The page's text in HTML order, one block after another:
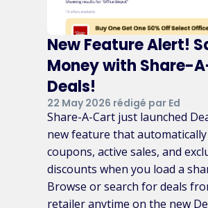
New Feature Alert!
Money with Share-
Deals!
22 May 2026 rédigé par Ed
Share-A-Cart just launched
new feature that
coupons, active sales, and
discounts when you load a
Browse or search for deals
retailer anytime on the new